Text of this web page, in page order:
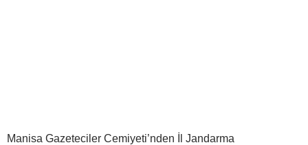
Manisa Gazeteciler Cemiyeti’nden İl Jandarma